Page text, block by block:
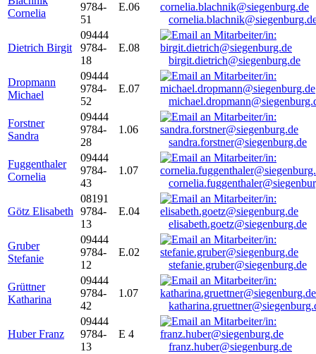
Cornelia
9784-
51
E.06
Dietrich Birgit
09444
9784-
18
E.08
birgit.dietrich@siegenburg.de
Dropmann
Michael
09444
9784-
52
E.07
Forstner
Sandra
09444
9784-
28
1.06
sandra.forstner@siegenburg.de
Fuggenthaler
Cornelia
09444
9784-
43
1.07
Götz Elisabeth
08191
9784-
13
E.04
elisabeth.goetz@siegenburg.de
Gruber
Stefanie
09444
9784-
12
E.02
stefanie.gruber@siegenburg.de
Grüttner
Katharina
09444
9784-
42
1.07
Huber Franz
09444
9784-
13
E 4
franz.huber@siegenburg.de